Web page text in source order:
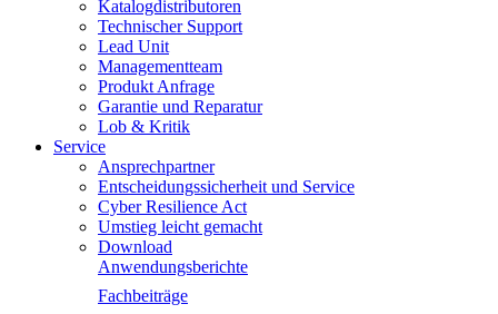
Katalogdistributoren
Technischer Support
Lead Unit
Managementteam
Produkt Anfrage
Garantie und Reparatur
Lob & Kritik
Service
Ansprechpartner
Entscheidungssicherheit und Service
Cyber Resilience Act
Umstieg leicht gemacht
Download
Anwendungsberichte
Fachbeiträge